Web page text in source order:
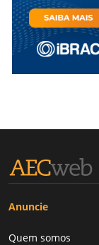
Anuncie
Quem somos